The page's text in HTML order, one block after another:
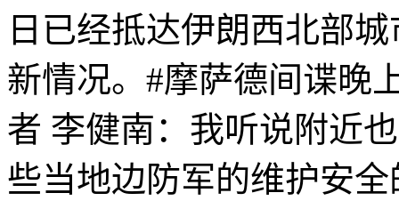
日已经抵达伊朗西北部
新情况。#摩萨德间谍晚
者 李健南：我听说附近
些当地边防军的维护安